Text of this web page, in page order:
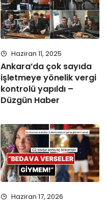
Haziran 11, 2025
Ankara’da çok sayıda
işletmeye yönelik vergi
kontrolü yapıldı –
Düzgün Haber
Haziran 17, 2026